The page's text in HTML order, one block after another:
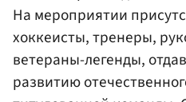
На мероприятии
хоккеисты, тренеры,
ветераны-легенды,
развитию